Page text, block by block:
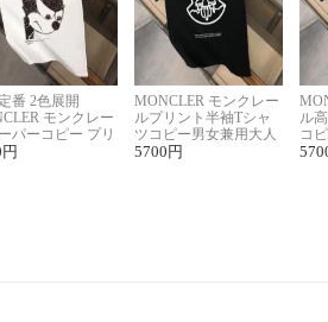
番 2色展開
モンクレー
パーコピー プリ
袖Tシャツ
円
MONCLER モンクレー
ルプリント半袖Tシャ
ツコピー男女兼用大人
可愛い春夏コーデ
5700 円
ル
コ
ィ